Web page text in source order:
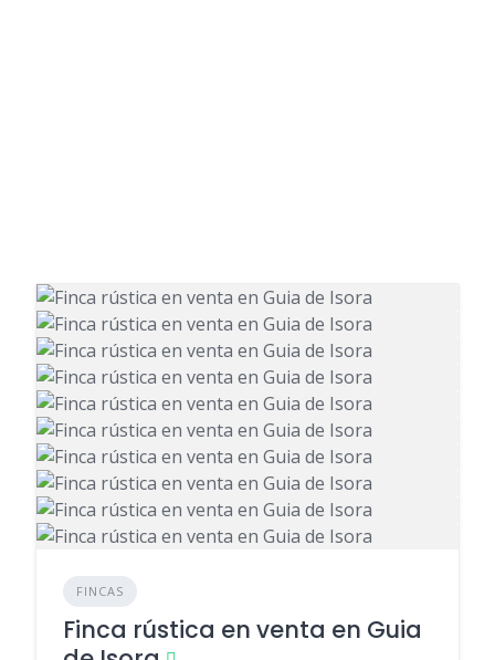
FINCAS
Finca rústica en venta en Guia